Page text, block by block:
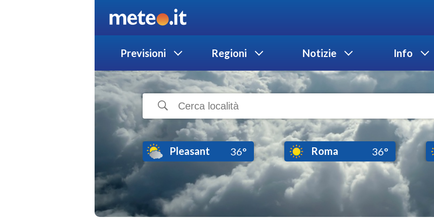
Previsioni Regioni Notizie Info
Pleasant 36° Roma 36°